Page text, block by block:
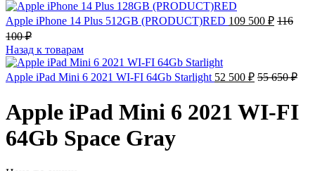
Apple iPhone 14 Plus 512GB (PRODUCT)RED 109 500 ₽ 116
100₽
Назад к товарам
Apple iPad Mini 6 2021 WI-FI 64Gb Starlight 52 500 ₽ 55 650₽
Apple iPad Mini 6 2021 WI-FI
64Gb Space Gray